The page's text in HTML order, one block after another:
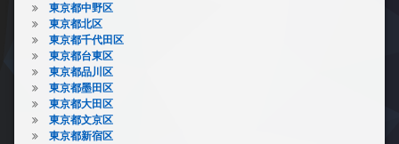
東京都中野区
東京都北区
東京都千代田区
東京都台東区
東京都品川区
東京都墨田区
東京都大田区
東京都文京区
東京都新宿区